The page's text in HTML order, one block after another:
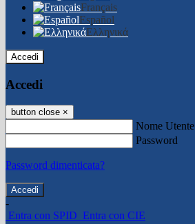
Français
Español
Ελληνικά
Accedi
Accedi
button close ×
Nome Utente
Password
Password dimenticata?
-
Entra con SPID Entra con CIE